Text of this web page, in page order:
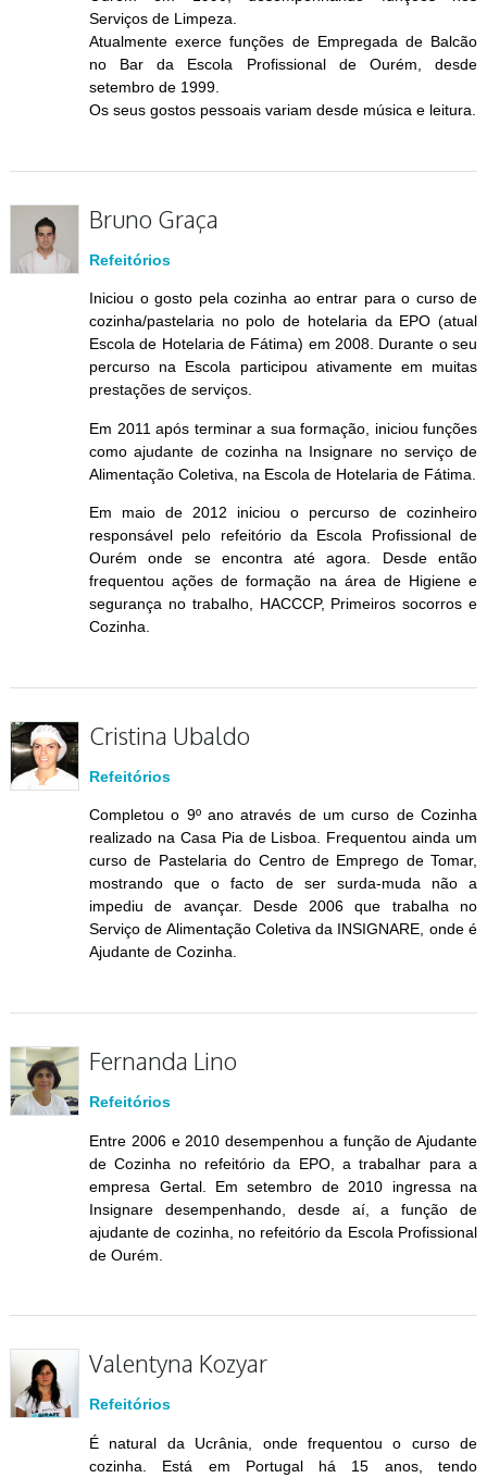
Serviços de Limpeza.
Atualmente exerce funções de Empregada de Balcão
no Bar da Escola Profissional de Ourém, desde
setembro de 1999.
Os seus gostos pessoais variam desde música e leitura.
Bruno Graça
Refeitórios
Iniciou o gosto pela cozinha ao entrar para o curso de
cozinha/pastelaria no polo de hotelaria da EPO (atual
Escola de Hotelaria de Fátima) em 2008. Durante o seu
percurso na Escola participou ativamente em muitas
prestações de serviços.
Em 2011 após terminar a sua formação, iniciou funções
como ajudante de cozinha na Insignare no serviço de
Alimentação Coletiva, na Escola de Hotelaria de Fátima.
Em maio de 2012 iniciou o percurso de cozinheiro
responsável pelo refeitório da Escola Profissional de
Ourém onde se encontra até agora. Desde então
frequentou ações de formação na área de Higiene e
segurança no trabalho, HACCCP, Primeiros socorros e
Cozinha.
Cristina Ubaldo
Refeitórios
Completou o 9º ano através de um curso de Cozinha
realizado na Casa Pia de Lisboa. Frequentou ainda um
curso de Pastelaria do Centro de Emprego de Tomar,
mostrando que o facto de ser surda-muda não a
impediu de avançar. Desde 2006 que trabalha no
Serviço de Alimentação Coletiva da INSIGNARE, onde é
Ajudante de Cozinha.
Fernanda Lino
Refeitórios
Entre 2006 e 2010 desempenhou a função de Ajudante
de Cozinha no refeitório da EPO, a trabalhar para a
empresa Gertal. Em setembro de 2010 ingressa na
Insignare desempenhando, desde aí, a função de
ajudante de cozinha, no refeitório da Escola Profissional
de Ourém.
Valentyna Kozyar
Refeitórios
É natural da Ucrânia, onde frequentou o curso de
cozinha. Está em Portugal há 15 anos, tendo